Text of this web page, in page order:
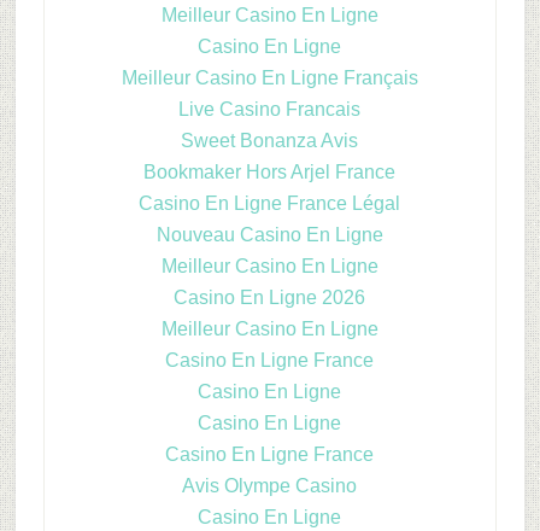
Meilleur Casino En Ligne
Casino En Ligne
Meilleur Casino En Ligne Français
Live Casino Francais
Sweet Bonanza Avis
Bookmaker Hors Arjel France
Casino En Ligne France Légal
Nouveau Casino En Ligne
Meilleur Casino En Ligne
Casino En Ligne 2026
Meilleur Casino En Ligne
Casino En Ligne France
Casino En Ligne
Casino En Ligne
Casino En Ligne France
Avis Olympe Casino
Casino En Ligne